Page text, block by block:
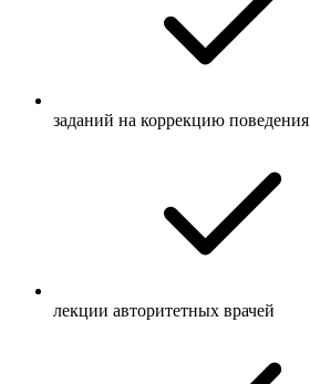
заданий на коррекцию поведения
лекции авторитетных врачей